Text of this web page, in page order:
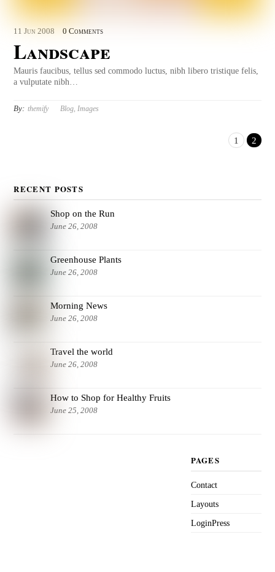
11 Jun 2008 0 Comments
Landscape
Mauris faucibus, tellus sed commodo luctus, nibh libero tristique felis,
a vulputate nibh…
By: themify Blog Images
1 2
RECENT POSTS
Shop on the Run
June 26, 2008
Greenhouse Plants
June 26, 2008
Morning News
June 26, 2008
Travel the world
June 26, 2008
How to Shop for Healthy Fruits
June 25, 2008
PAGES
Contact
Layouts
LoginPress